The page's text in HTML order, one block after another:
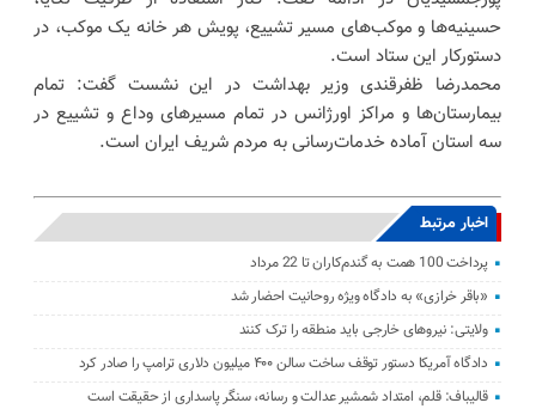
حسینیه‌ها و موکب‌های مسیر تشییع، پویش هر خانه یک موکب، در
دستورکار این ستاد است.
محمدرضا ظفرقندی وزیر بهداشت در این نشست گفت: تمام
بیمارستان‌ها و مراکز اورژانس در تمام مسیرهای وداع و تشییع در
سه استان آماده خدمات‌رسانی به مردم شریف ایران است.
اخبار مرتبط
پرداخت 100 همت به گندم‌کاران تا 22 مرداد
«باقر خرازی» به دادگاه ویژه روحانیت احضار شد
ولایتی: نیرو‌های خارجی باید منطقه را ترک کنند
دادگاه آمریکا دستور توقف ساخت سالن ۴۰۰ میلیون دلاری ترامپ را صادر کرد
قالیباف: قلم، امتداد شمشیر عدالت و رسانه، سنگر پاسداری از حقیقت است